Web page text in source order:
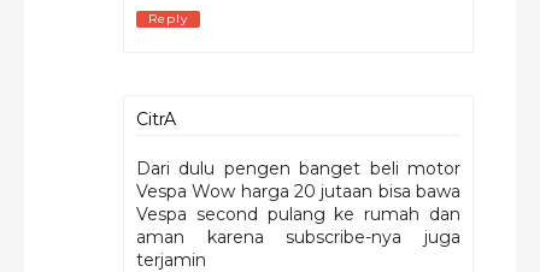
Reply
CitrA
Dari dulu pengen banget beli motor
Vespa Wow harga 20 jutaan bisa bawa
Vespa second pulang ke rumah dan
aman karena subscribe-nya juga
terjamin